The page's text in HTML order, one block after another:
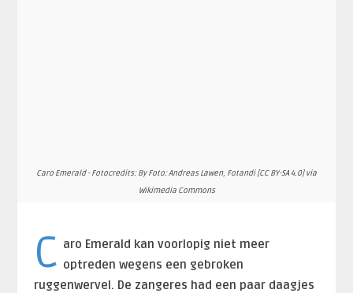
Caro Emerald - Fotocredits: By Foto: Andreas Lawen, Fotandi [CC BY-SA 4.0] via
Wikimedia Commons
C aro Emerald kan voorlopig niet meer
optreden wegens een gebroken
ruggenwervel. De zangeres had een paar daagjes